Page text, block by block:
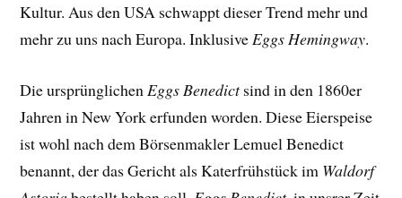
Kultur. Aus den USA schwappt dieser Trend mehr und
mehr zu uns nach Europa. InklusiveEggs Hemingway.
Die ursprünglichenEggs Benedictsind in den 1860er
Jahren in New York erfunden worden. Diese Eierspeise
ist wohl nach dem Börsenmakler Lemuel Benedict
benannt, der das Gericht als Katerfrühstück im Waldorf